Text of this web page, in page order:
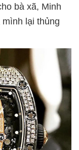
bà xã, Minh
lại thủng